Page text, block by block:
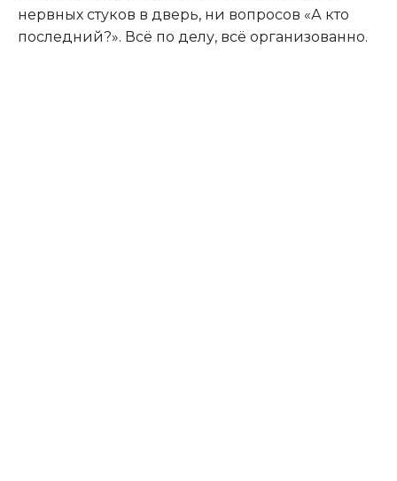
нервных стуков в дверь, ни вопросов «А кто
последний?». Всё по делу, всё организованно.